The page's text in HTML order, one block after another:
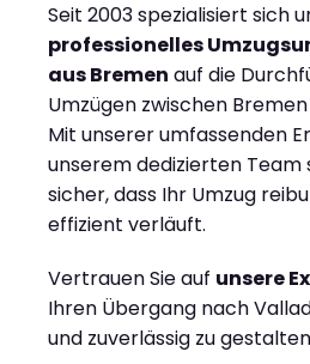
Seit 2003 spezialisiert sich
professionelles
aus Bremen auf die
Umzügen zwischen
Mit unserer umfassenden
unserem dedizierten Team
sicher, dass Ihr Umzug
effizient verläuft.
Vertrauen Sie auf unsere
Ihren Übergang nach
und zuverlässig zu gestalten